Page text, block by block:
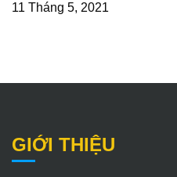
11 Tháng 5, 2021
GIỚI THIỆU